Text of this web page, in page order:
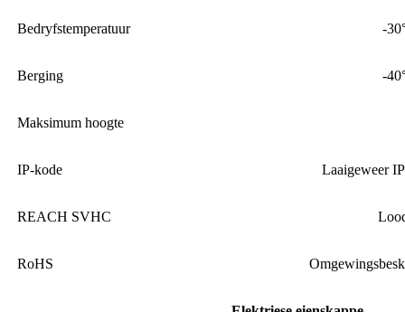
Bedryfstemperatuur -
Berging -
Maksimum hoogte
IP-kode Laaigeweer
REACH SVHC
RoHS